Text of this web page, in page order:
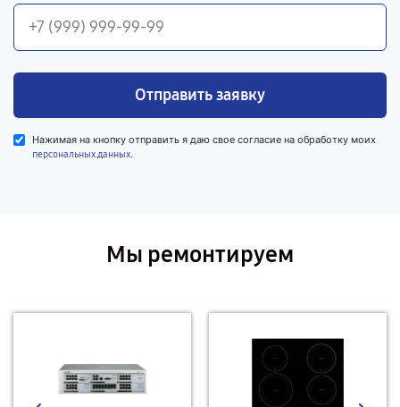
Отправить заявку
Нажимая на кнопку отправить я даю свое согласие на обработку моих
персональных данных.
Мы ремонтируем